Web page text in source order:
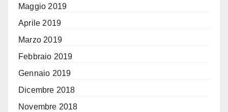
Maggio 2019
Aprile 2019
Marzo 2019
Febbraio 2019
Gennaio 2019
Dicembre 2018
Novembre 2018